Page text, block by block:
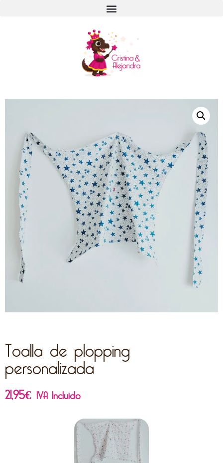
Toalla de plopping
personalizada
21,95€ IVA Incluido